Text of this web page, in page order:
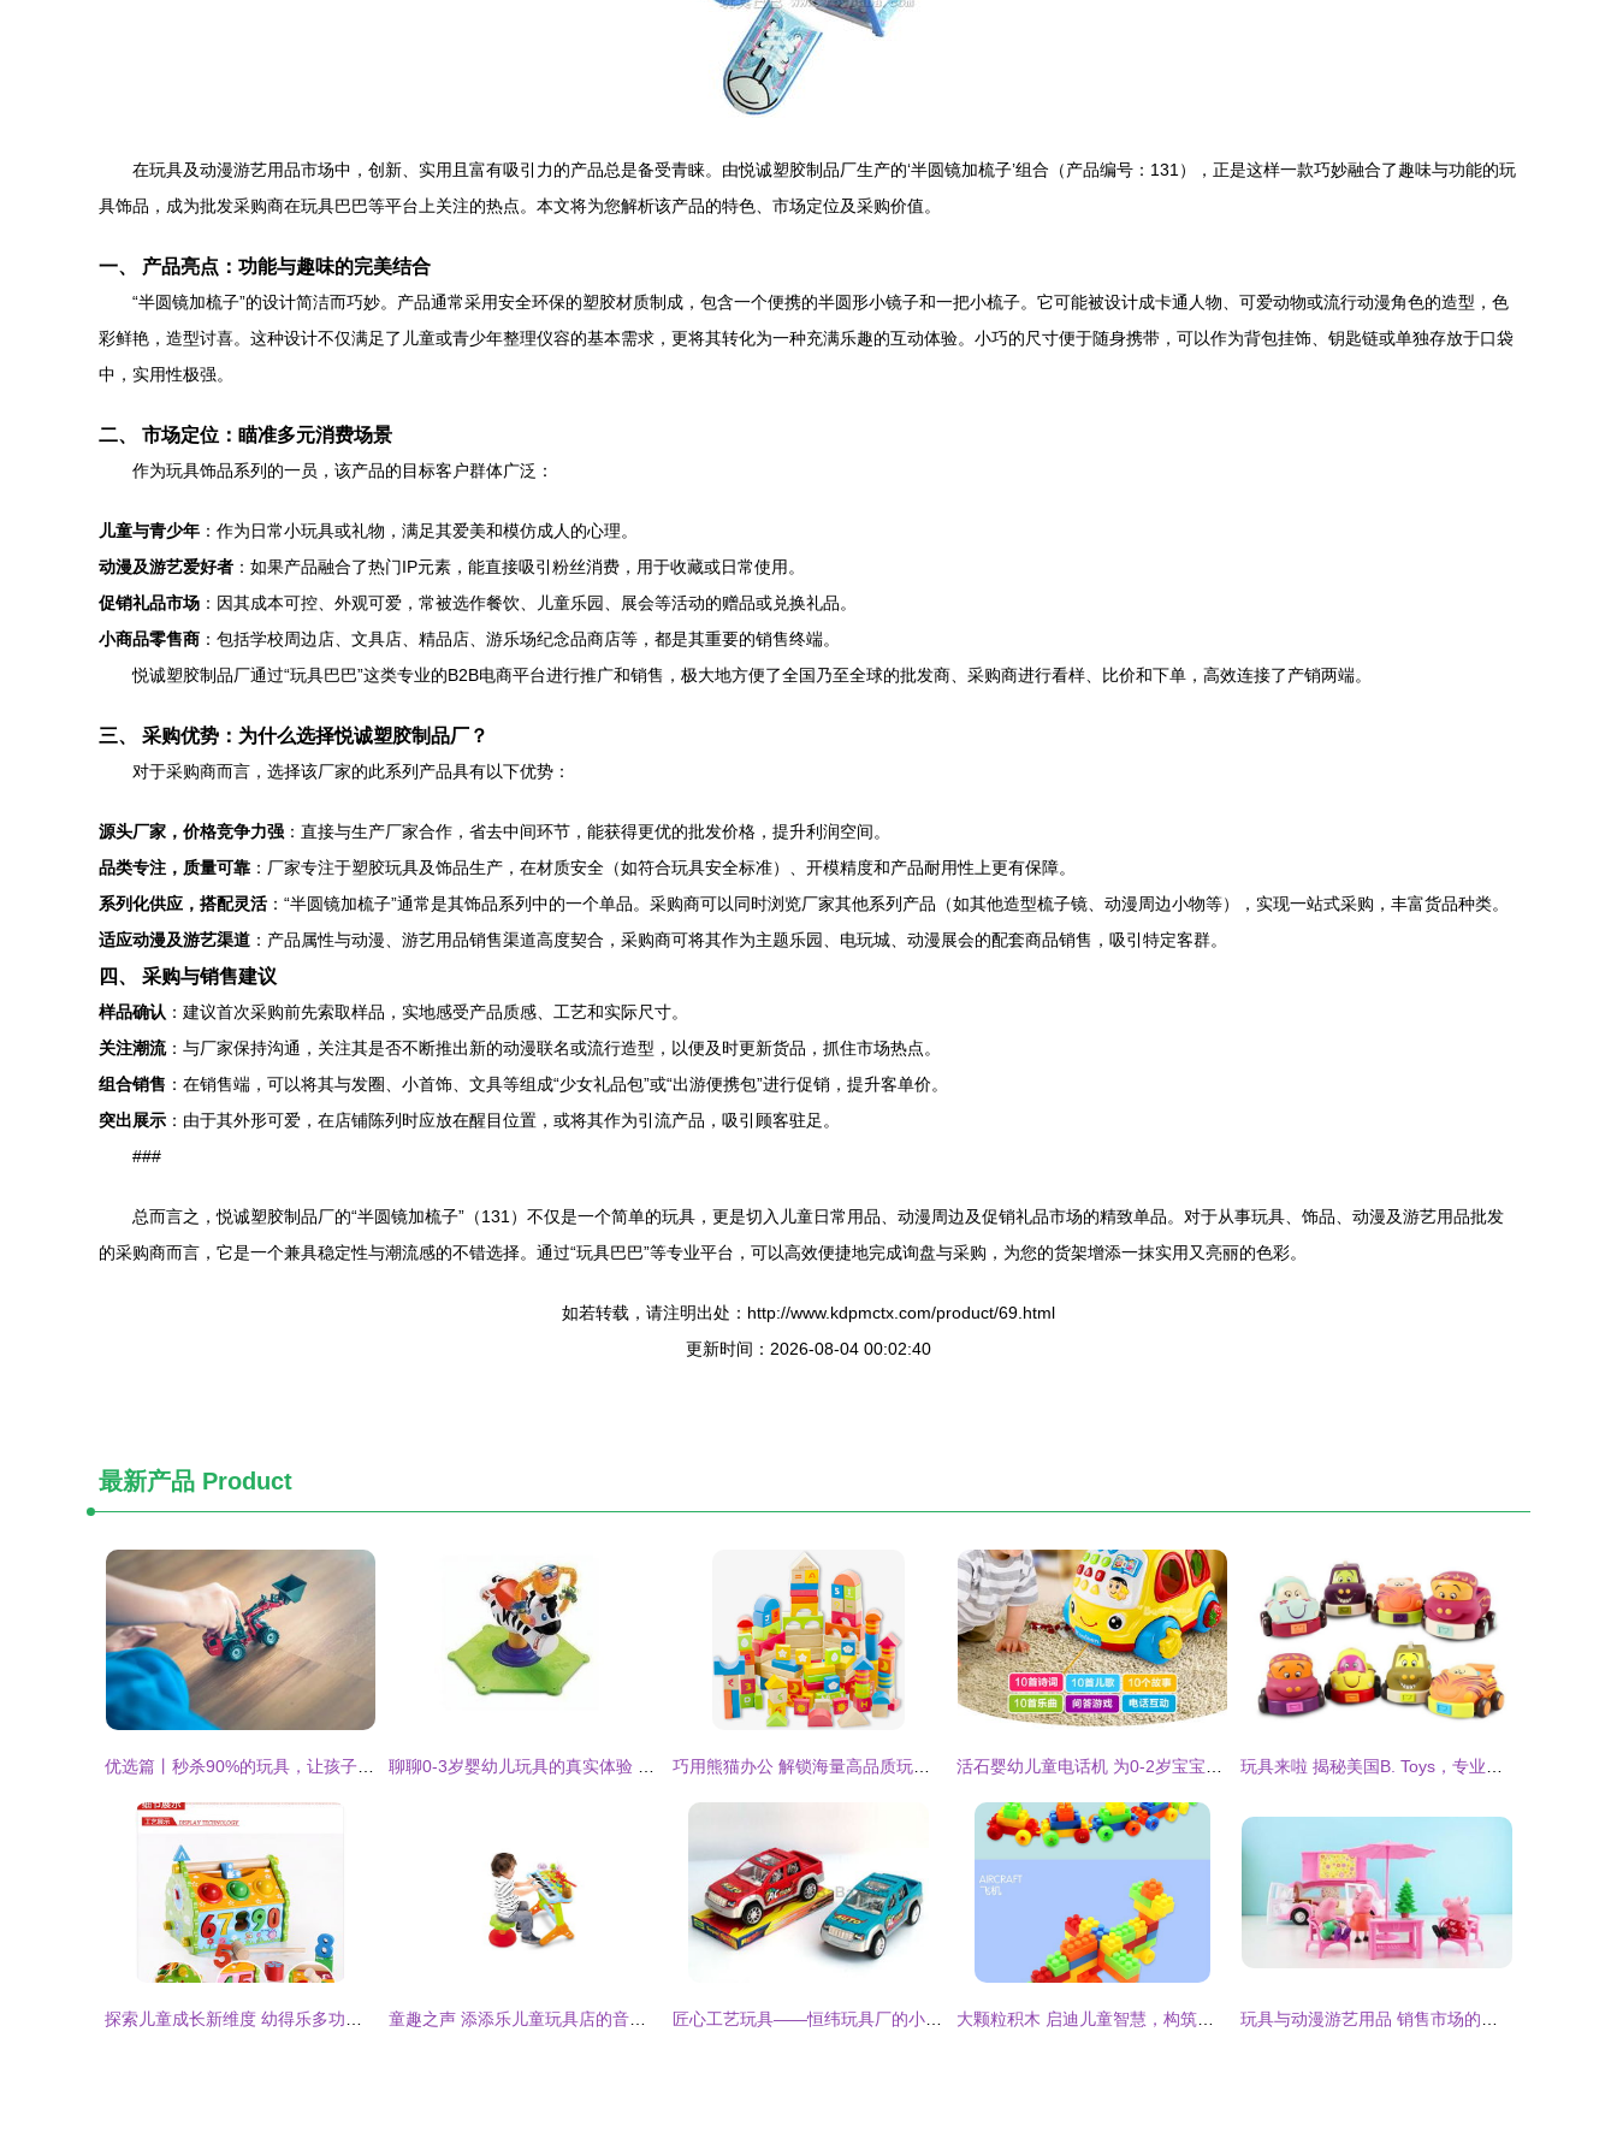
在玩具及动漫游艺用品市场中，创新、实用且富有吸引力的产品总是备受青睐。由悦诚塑胶制品厂生产的‘半圆镜加梳子’组合（产品编号：131），正是这样一款巧妙融合了趣味与功能的玩
具饰品，成为批发采购商在玩具巴巴等平台上关注的热点。本文将为您解析该产品的特色、市场定位及采购价值。
一、 产品亮点：功能与趣味的完美结合
“半圆镜加梳子”的设计简洁而巧妙。产品通常采用安全环保的塑胶材质制成，包含一个便携的半圆形小镜子和一把小梳子。它可能被设计成卡通人物、可爱动物或流行动漫角色的造型，色
彩鲜艳，造型讨喜。这种设计不仅满足了儿童或青少年整理仪容的基本需求，更将其转化为一种充满乐趣的互动体验。小巧的尺寸便于随身携带，可以作为背包挂饰、钥匙链或单独存放于口袋
中，实用性极强。
二、 市场定位：瞄准多元消费场景
作为玩具饰品系列的一员，该产品的目标客户群体广泛：
儿童与青少年 ：作为日常小玩具或礼物，满足其爱美和模仿成人的心理。
动漫及游艺爱好者 ：如果产品融合了热门IP元素，能直接吸引粉丝消费，用于收藏或日常使用。
促销礼品市场 ：因其成本可控、外观可爱，常被选作餐饮、儿童乐园、展会等活动的赠品或兑换礼品。
小商品零售商 ：包括学校周边店、文具店、精品店、游乐场纪念品商店等，都是其重要的销售终端。
悦诚塑胶制品厂通过“玩具巴巴”这类专业的B2B电商平台进行推广和销售，极大地方便了全国乃至全球的批发商、采购商进行看样、比价和下单，高效连接了产销两端。
三、 采购优势：为什么选择悦诚塑胶制品厂？
对于采购商而言，选择该厂家的此系列产品具有以下优势：
源头厂家，价格竞争力强 ：直接与生产厂家合作，省去中间环节，能获得更优的批发价格，提升利润空间。
品类专注，质量可靠 ：厂家专注于塑胶玩具及饰品生产，在材质安全（如符合玩具安全标准）、开模精度和产品耐用性上更有保障。
系列化供应，搭配灵活 ：“半圆镜加梳子”通常是其饰品系列中的一个单品。采购商可以同时浏览厂家其他系列产品（如其他造型梳子镜、动漫周边小物等），实现一站式采购，丰富货品种类。
适应动漫及游艺渠道 ：产品属性与动漫、游艺用品销售渠道高度契合，采购商可将其作为主题乐园、电玩城、动漫展会的配套商品销售，吸引特定客群。
四、 采购与销售建议
样品确认 ：建议首次采购前先索取样品，实地感受产品质感、工艺和实际尺寸。
关注潮流：与厂家保持沟通，关注其是否不断推出新的动漫联名或流行造型，以便及时更新货品，抓住市场热点。
组合销售 ：在销售端，可以将其与发圈、小首饰、文具等组成“少女礼品包”或“出游便携包”进行促销，提升客单价。
突出展示 ：由于其外形可爱，在店铺陈列时应放在醒目位置，或将其作为引流产品，吸引顾客驻足。
###
总而言之，悦诚塑胶制品厂的“半圆镜加梳子”（131）不仅是一个简单的玩具，更是切入儿童日常用品、动漫周边及促销礼品市场的精致单品。对于从事玩具、饰品、动漫及游艺用品批发
的采购商而言，它是一个兼具稳定性与潮流感的不错选择。通过“玩具巴巴”等专业平台，可以高效便捷地完成询盘与采购，为您的货架增添一抹实用又亮丽的色彩。
如若转载，请注明出处：http://www.kdpmctx.com/product/69.html
更新时间：2026-08-04 00:02:40
最新产品 Product